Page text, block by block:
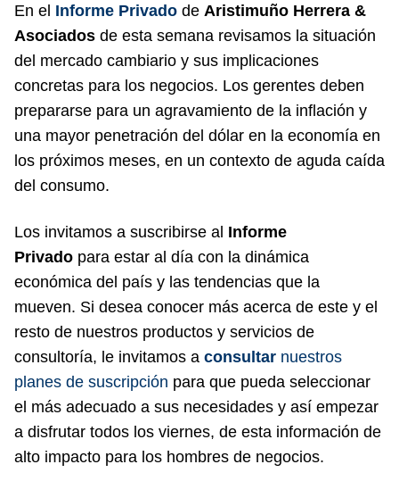
En el Informe Privado de Aristimuño Herrera &
Asociados de esta semana revisamos la situación
del mercado cambiario y sus implicaciones
concretas para los negocios. Los gerentes deben
prepararse para un agravamiento de la inflación y
una mayor penetración del dólar en la economía en
los próximos meses, en un contexto de aguda caída
del consumo.
Los invitamos a suscribirse al Informe
Privado para estar al día con la dinámica
económica del país y las tendencias que la
mueven. Si desea conocer más acerca de este y el
resto de nuestros productos y servicios de
consultoría, le invitamos a consultar nuestros
planes de suscripción para que pueda seleccionar
el más adecuado a sus necesidades y así empezar
a disfrutar todos los viernes, de esta información de
alto impacto para los hombres de negocios.